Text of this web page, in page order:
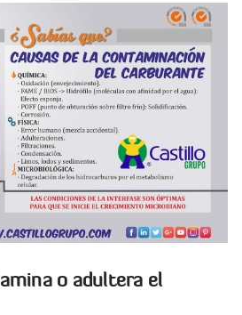
VIEW POST
o adultera el